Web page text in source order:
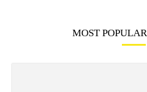
MOST